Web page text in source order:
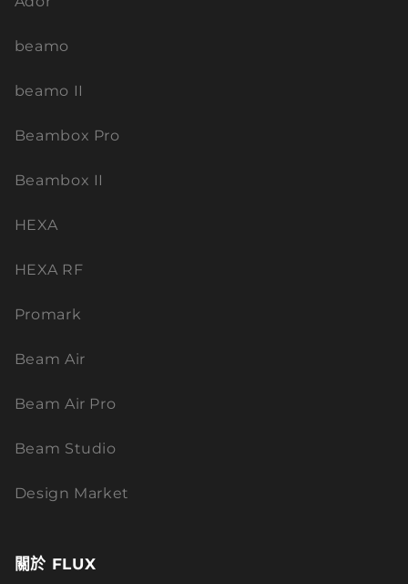
beamo
beamo II
Beambox Pro
Beambox II
HEXA
HEXA RF
Promark
Beam Air
Beam Air Pro
Beam Studio
Design Market
關於 FLUX